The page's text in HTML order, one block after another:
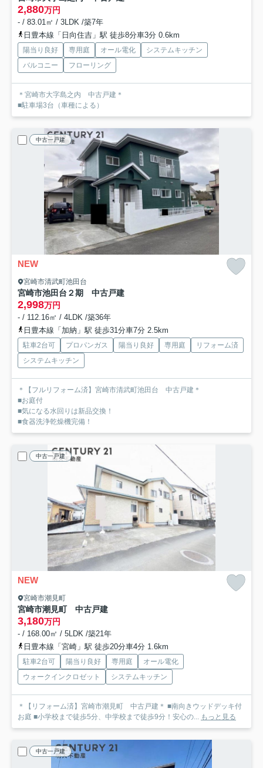
2,880万円
- / 83.01㎡ / 3LDK /築7年
日豊本線「日向住吉」駅 徒歩8分車3分 0.6km
陽当り良好 専用庭 オール電化
システムキッチン
バルコニー
フローリング
＊宮崎市大字島之内 中古戸建＊
■駐車場3台（車種による）
中古一戸建
NEW
宮崎市清武町池田台
宮崎市池田台２期 中古戸建
2,998万円
- / 112.16㎡ / 4LDK /築36年
日豊本線「加納」駅 徒歩31分車7分 2.5km
駐車2台可 プロパンガス 陽当り良好 専用庭
リフォーム済
システムキッチン
＊【フルリフォーム済】宮崎市清武町池田台 中古戸建＊
■お庭付
■気になる水回りは新品交換！
■食器洗浄乾燥機完備！
中古一戸建
NEW
宮崎市潮見町
宮崎市潮見町 中古戸建
3,180万円
- / 168.00㎡ / 5LDK /築21年
日豊本線「宮崎」駅 徒歩20分車4分 1.6km
駐車2台可 陽当り良好 専用庭
オール電化
ウォークインクロゼット
システムキッチン
＊【リフォーム済】宮崎市潮見町 中古戸建＊ ■南向きウッドデッキ付
お庭 ■小学校まで徒歩5分、中学校まで徒歩9分！安心の... もっと見る
中古一戸建